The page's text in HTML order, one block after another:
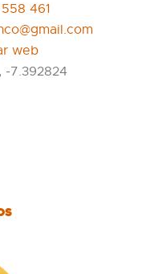
461
web
-7.392824